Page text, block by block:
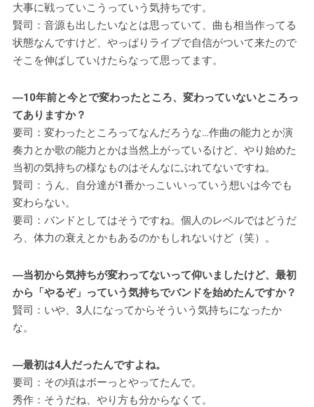
大事に戦っていこうっていう気持ちです。
賢司：音源も出したいなとは思っていて、曲も相当作ってる
状態なんですけど、やっぱりライブで自信がついて来たので
そこを伸ばしていけたらなって思ってます。
―10年前と今とで変わったところ、変わっていないところっ
てありますか？
要司：変わったところってなんだろうな…作曲の能力とか演
奏力とか歌の能力とかは当然上がっているけど、やり始めた
当初の気持ちの様なものはそんなにぶれてないですね。
賢司：うん、自分達が1番かっこいいっていう想いは今でも
変わらない。
要司：バンドとしてはそうですね。個人のレベルではどうだ
ろ、体力の衰えとかもあるのかもしれないけど（笑）。
―当初から気持ちが変わってないって仰いましたけど、最初
から「やるぞ」っていう気持ちでバンドを始めたんですか？
賢司：いや、3人になってからそういう気持ちになったか
な。
―最初は4人だったんですよね。
要司：その頃はボーっとやってたんで。
秀作：そうだね、やり方も分からなくて。